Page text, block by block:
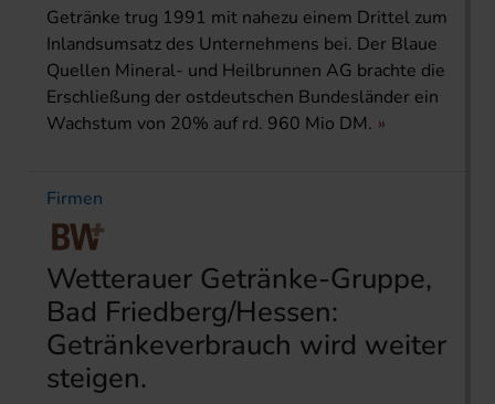
Getränke trug 1991 mit nahezu einem Drittel zum
Inlandsumsatz des Unternehmens bei. Der Blaue
Quellen Mineral- und Heilbrunnen AG brachte die
Erschließung der ostdeutschen Bundesländer ein
Wachstum von 20% auf rd. 960 Mio DM.
Firmen
Wetterauer Getränke-Gruppe,
Bad Friedberg/Hessen:
Getränkeverbrauch wird weiter
steigen.